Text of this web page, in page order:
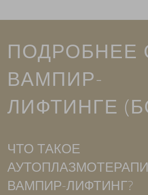
ПОДРОБНЕЕ
ВАМПИР-
ЛИФТИНГЕ
ЧТО ТАКОЕ
ВАМПИР-ЛИФТИНГ?